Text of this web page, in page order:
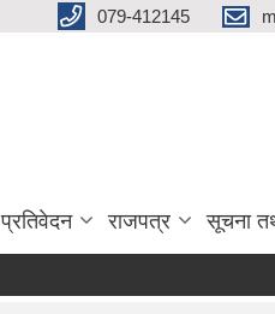
079-412145
प्रतिवेदन राजपत्र सूचना